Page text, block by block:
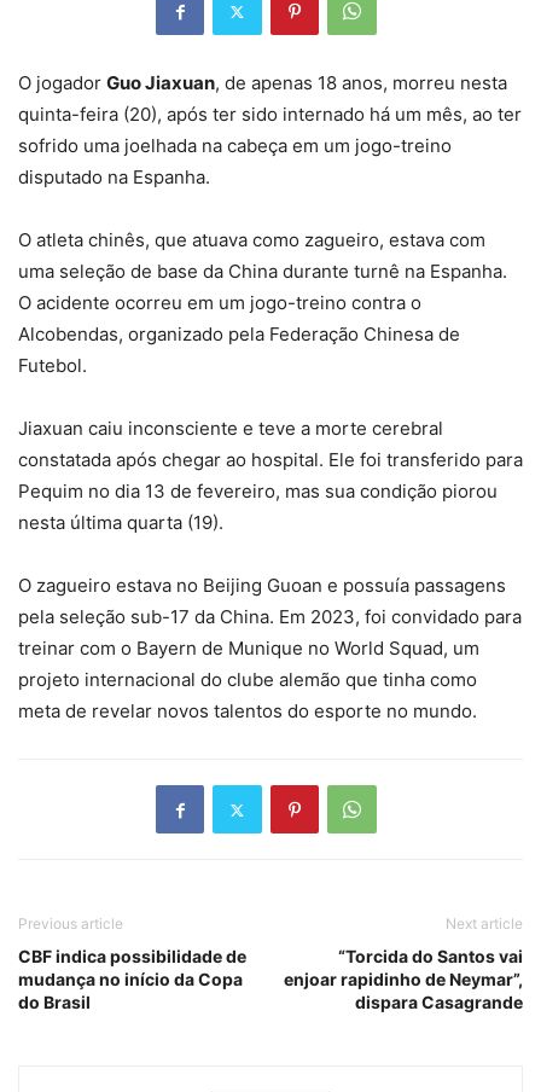
O jogador Guo Jiaxuan, de apenas 18 anos, morreu nesta
quinta-feira (20), após ter sido internado há um mês, ao ter
sofrido uma joelhada na cabeça em um jogo-treino
disputado na Espanha.
O atleta chinês, que atuava como zagueiro, estava com
uma seleção de base da China durante turnê na Espanha.
O acidente ocorreu em um jogo-treino contra o
Alcobendas, organizado pela Federação Chinesa de
Futebol.
Jiaxuan caiu inconsciente e teve a morte cerebral
constatada após chegar ao hospital. Ele foi transferido para
Pequim no dia 13 de fevereiro, mas sua condição piorou
nesta última quarta (19).
O zagueiro estava no Beijing Guoan e possuía passagens
pela seleção sub-17 da China. Em 2023, foi convidado para
treinar com o Bayern de Munique no World Squad, um
projeto internacional do clube alemão que tinha como
meta de revelar novos talentos do esporte no mundo.
Previous article
CBF indica possibilidade de
mudança no início da Copa
do Brasil
Next article
“Torcida do Santos vai
enjoar rapidinho de Neymar”,
dispara Casagrande